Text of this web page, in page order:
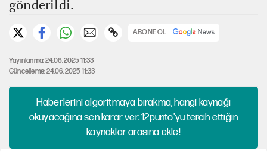
gönderildi.
ABONE OL
Yayınlanma: 24.06.2025 11:33
Güncelleme: 24.06.2025 11:33
Haberlerini algoritmaya bırakma, hangi kaynağı
okuyacağına sen karar ver. 12punto'yu tercih ettiğin
kaynaklar arasına ekle!